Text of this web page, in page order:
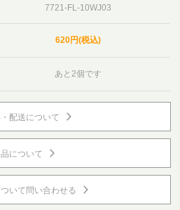
7721-FL-10WJ03
620円(税込)
あと2個です
配送について
について
いて問い合わせる